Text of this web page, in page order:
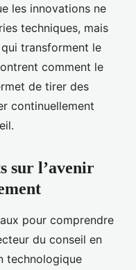
les innovations ne
techniques, mais
transforment le
comment le
de tirer des
continuellement
sur l’avenir
pour comprendre
du conseil en
technologique